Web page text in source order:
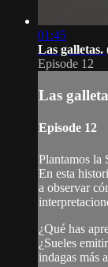
01:45
Las galletas.
Episode 12
Las
Episode 12
Plantamos la
En esta
a observar
¿Qué has
¿Sueles
indagas más